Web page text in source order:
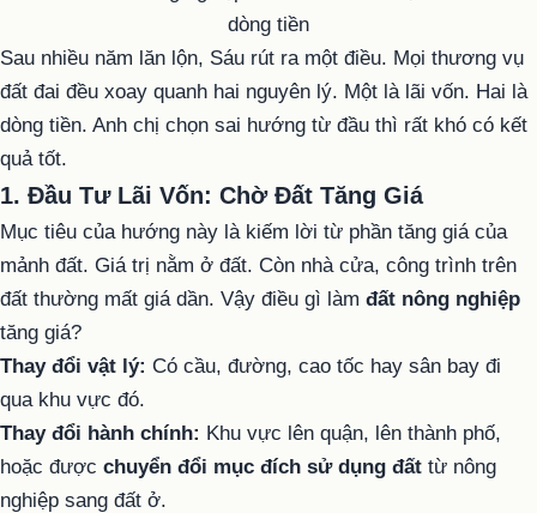
Sau nhiều năm lăn lộn, Sáu rút ra một điều. Mọi thương vụ
đất đai đều xoay quanh hai nguyên lý. Một là lãi vốn. Hai là
dòng tiền. Anh chị chọn sai hướng từ đầu thì rất khó có kết
quả tốt.
1. Đầu Tư Lãi Vốn: Chờ Đất Tăng Giá
Mục tiêu của hướng này là kiếm lời từ phần tăng giá của
mảnh đất. Giá trị nằm ở đất. Còn nhà cửa, công trình trên
đất thường mất giá dần. Vậy điều gì làm đất nông nghiệp
tăng giá?
Thay đổi vật lý: Có cầu, đường, cao tốc hay sân bay đi
qua khu vực đó.
Thay đổi hành chính: Khu vực lên quận, lên thành phố,
hoặc được chuyển đổi mục đích sử dụng đất từ nông
nghiệp sang đất ở.